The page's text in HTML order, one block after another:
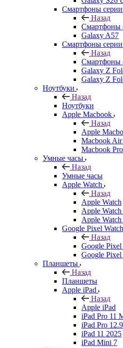
Смартфоны
Назад
Смартфоны
Galaxy A57
Смартфоны
Назад
Смартфоны
Galaxy Z
Galaxy Z
Ноутбуки
Назад
Ноутбуки
Apple Macbook
Назад
Apple
Macbook Air
Macbook
Умные часы
Назад
Умные часы
Apple Watch
Назад
Apple Watch
Apple Watch
Apple
Google Pixel Watch
Назад
Google Pixel
Google Pixel
Планшеты
Назад
Планшеты
Apple iPad
Назад
Apple iPad
iPad Pro 11
iPad Pro
iPad 11 2025
iPad Mini 7